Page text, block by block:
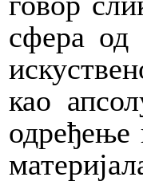
сфера од
као